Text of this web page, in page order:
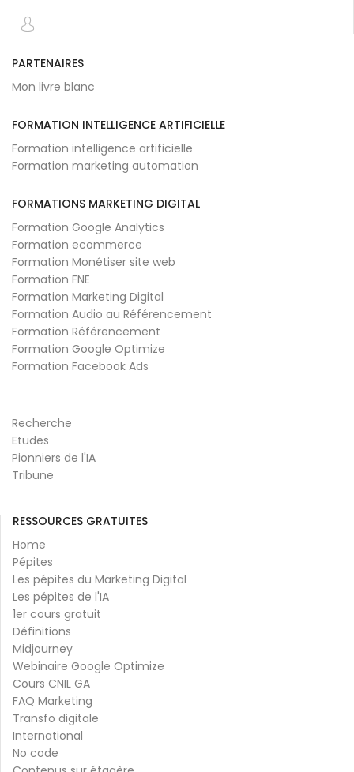
PARTENAIRES
Mon livre blanc
FORMATION INTELLIGENCE ARTIFICIELLE
Formation intelligence artificielle
Formation marketing automation
FORMATIONS MARKETING DIGITAL
Formation Google Analytics
Formation ecommerce
Formation Monétiser site web
Formation FNE
Formation Marketing Digital
Formation Audio au Référencement
Formation Référencement
Formation Google Optimize
Formation Facebook Ads
Recherche
Etudes
Pionniers de l'IA
Tribune
RESSOURCES GRATUITES
Home
Pépites
Les pépites du Marketing Digital
Les pépites de l'IA
1er cours gratuit
Définitions
Midjourney
Webinaire Google Optimize
Cours CNIL GA
FAQ Marketing
Transfo digitale
International
No code